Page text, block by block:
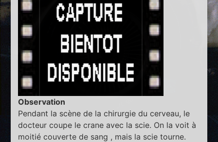
Observation
Pendant la scène de la chirurgie du cerveau, le
docteur coupe le crane avec la scie. On la voit à
moitié couverte de sang , mais la scie tourne.